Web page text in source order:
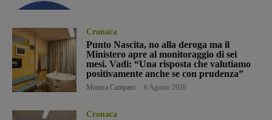
Cronaca
Punto Nascita, no alla deroga ma il
Ministero apre al monitoraggio di sei
mesi. Vadi: “Una risposta che valutiamo
positivamente anche se con prudenza”
Monica Campani 6 Agosto 2026
Cronaca